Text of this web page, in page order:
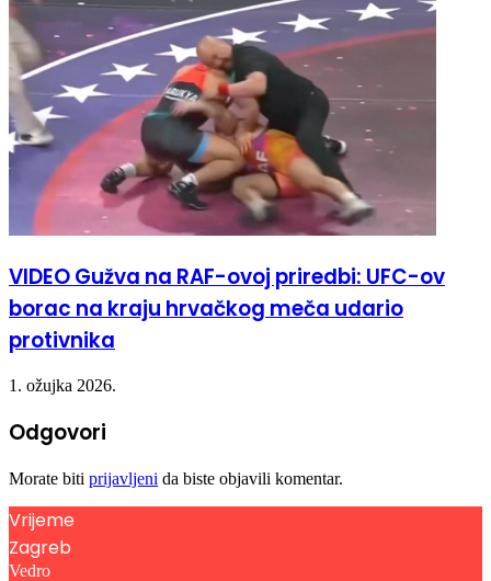
VIDEO Gužva na RAF-ovoj priredbi: UFC-ov
borac na kraju hrvačkog meča udario
protivnika
1. ožujka 2026.
Odgovori
Morate biti prijavljeni da biste objavili komentar.
Vrijeme
Zagreb
Vedro